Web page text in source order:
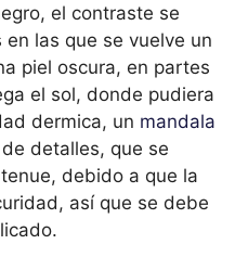
el contraste se
las que se vuelve un
piel oscura, en partes
el sol, donde pudiera
dermica, un mandala
detalles, que se
debido a que la
así que se debe